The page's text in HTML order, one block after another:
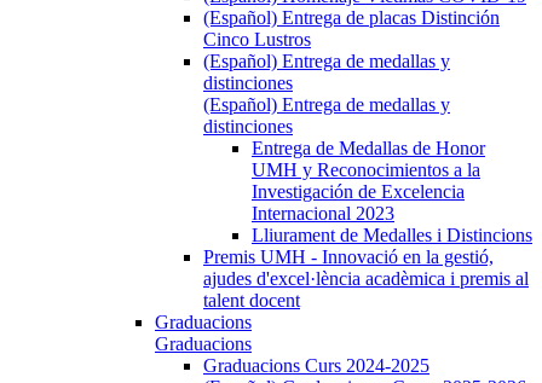
(Español) Entrega de placas Distinción
Cinco Lustros
(Español) Entrega de medallas y
distinciones
(Español) Entrega de medallas y
distinciones
Entrega de Medallas de Honor
UMH y Reconocimientos a la
Investigación de Excelencia
Internacional 2023
Lliurament de Medalles i Distincions
Premis UMH - Innovació en la gestió,
ajudes d'excel·lència acadèmica i premis al
talent docent
Graduacions
Graduacions
Graduacions Curs 2024-2025